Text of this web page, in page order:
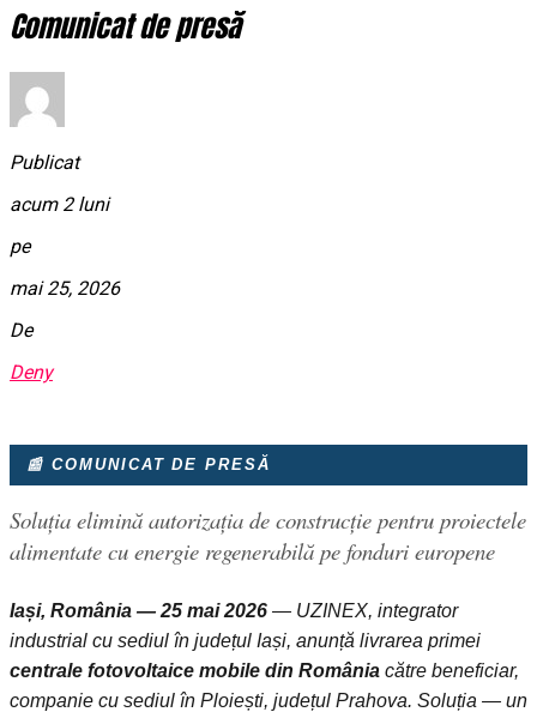
Comunicat de presă
Publicat
acum 2 luni
pe
mai 25, 2026
De
Deny
📰 COMUNICAT DE PRESĂ
Soluția elimină autorizația de construcție pentru proiectele
alimentate cu energie regenerabilă pe fonduri europene
Iași, România — 25 mai 2026 — UZINEX, integrator
industrial cu sediul în județul Iași, anunță livrarea primei
centrale fotovoltaice mobile din România către beneficiar,
companie cu sediul în Ploiești, județul Prahova. Soluția — un